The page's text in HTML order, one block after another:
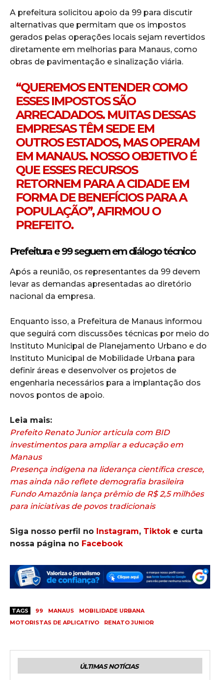
A prefeitura solicitou apoio da 99 para discutir
alternativas que permitam que os impostos
gerados pelas operações locais sejam revertidos
diretamente em melhorias para Manaus, como
obras de pavimentação e sinalização viária.
“QUEREMOS ENTENDER COMO
ESSES IMPOSTOS SÃO
ARRECADADOS. MUITAS DESSAS
EMPRESAS TÊM SEDE EM
OUTROS ESTADOS, MAS OPERAM
EM MANAUS. NOSSO OBJETIVO É
QUE ESSES RECURSOS
RETORNEM PARA A CIDADE EM
FORMA DE BENEFÍCIOS PARA A
POPULAÇÃO”, AFIRMOU O
PREFEITO.
Prefeitura e 99 seguem em diálogo técnico
Após a reunião, os representantes da 99 devem
levar as demandas apresentadas ao diretório
nacional da empresa.
Enquanto isso, a Prefeitura de Manaus informou
que seguirá com discussões técnicas por meio do
Instituto Municipal de Planejamento Urbano e do
Instituto Municipal de Mobilidade Urbana para
definir áreas e desenvolver os projetos de
engenharia necessários para a implantação dos
novos pontos de apoio.
Leia mais:
Prefeito Renato Junior articula com BID
investimentos para ampliar a educação em
Manaus
Presença indígena na liderança científica cresce,
mas ainda não reflete demografia brasileira
Fundo Amazônia lança prêmio de R$ 2,5 milhões
para iniciativas de povos tradicionais
Siga nosso perfil no Instagram, Tiktok e curta
nossa página no Facebook
TAGS 99 MANAUS
MOBILIDADE URBANA
MOTORISTAS DE APLICATIVO
RENATO JUNIOR
ÚLTIMAS NOTÍCIAS